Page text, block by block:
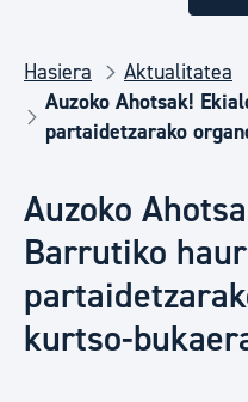
Hasiera
Aktualitatea
Auzoko Ahotsak!
partaidetzarako
Auzoko
Barrutiko
kurtso-